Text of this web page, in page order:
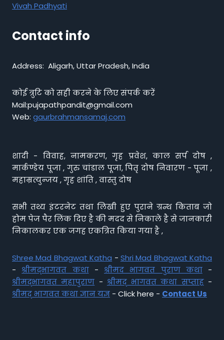
Vivah Padhyati
Contact info
Address: Aligarh, Uttar Pradesh, India
कोई त्रुटि को सही करने के लिए संपर्क करें
Mail:pujapathpandit@gmail.com
Web: gaurbrahmansamaj.com
शादी - विवाह, नामकरण, गृह प्रवेश, काल सर्प दोष ,
मार्कण्डेय पूजा , गुरु चांडाल पूजा, पितृ दोष निवारण - पूजा ,
महाम्रत्युन्जय , गृह शांति , वास्तु दोष
सभी तथ्य इंटरनेट तथा लिखी हुए पुराने ग्रन्थ किताब जो
होम पेज पैर लिंक दिए है की मदद से निकाले है से जानकारी
निकालकर एक जगह एकत्रित किया गया है ,
Shree Mad Bhagwat Katha - Shri Mad Bhagwat Katha
- श्रीमद्भागवत कथा- श्रीमद भागवत पुराण कथा-
श्रीमद्भागवत महापुराण - श्रीमद् भागवत कथा सप्ताह-
श्रीमद् भागवत कथा ज्ञान यज्ञ - Click here - Contact Us